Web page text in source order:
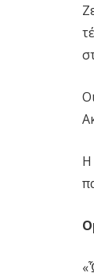
Η